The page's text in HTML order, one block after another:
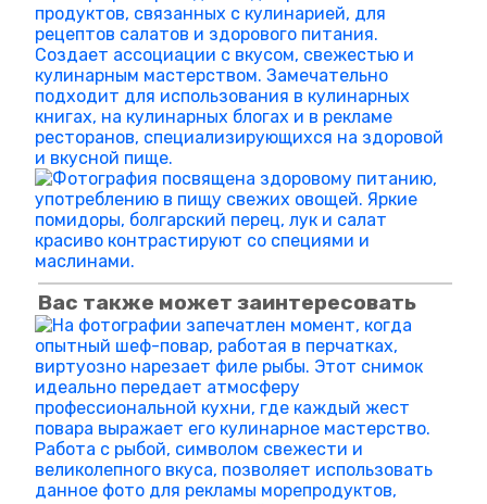
Вас также может заинтересовать